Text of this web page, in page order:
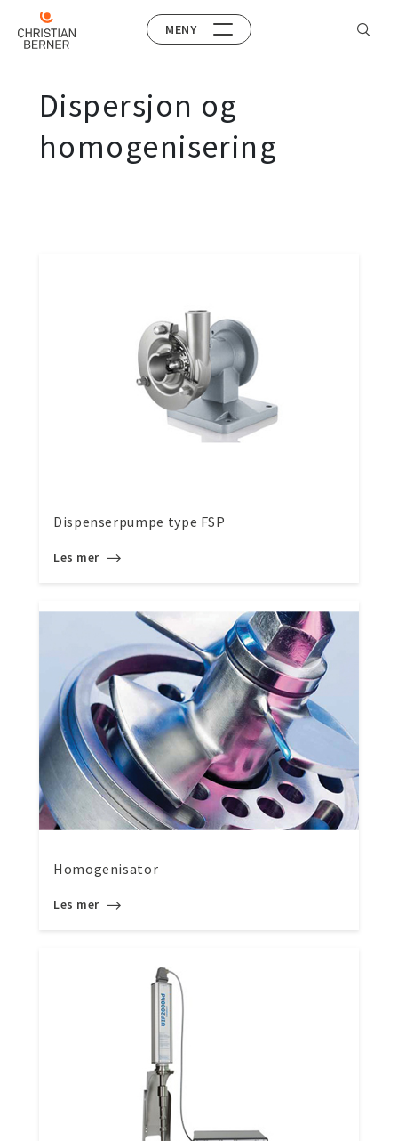
MENY
Dispersjon og
homogenisering
Dispenserpumpe type FSP
Les mer
Homogenisator
Les mer